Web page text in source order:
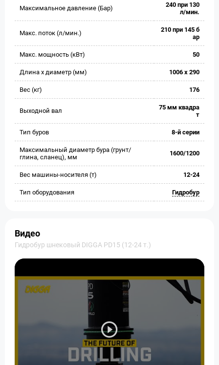
Максимальное давление (Бар)
240 при 130
л/мин.
Макс. поток (л/мин.)
210 при 145 б
ар
Макс. мощность (кВт) 50
Длина х диаметр (мм) 1006 х 290
Вес (кг) 176
Выходной вал
75 мм квадра
т
Тип буров 8-й серии
Максимальный диаметр бура (грунт/
глина, сланец), мм
1600/1200
Вес машины-носителя (т) 12-24
Тип оборудования Гидробур
Видео
Гидробур шнековый DIGGA PD15 (12-24 т.)